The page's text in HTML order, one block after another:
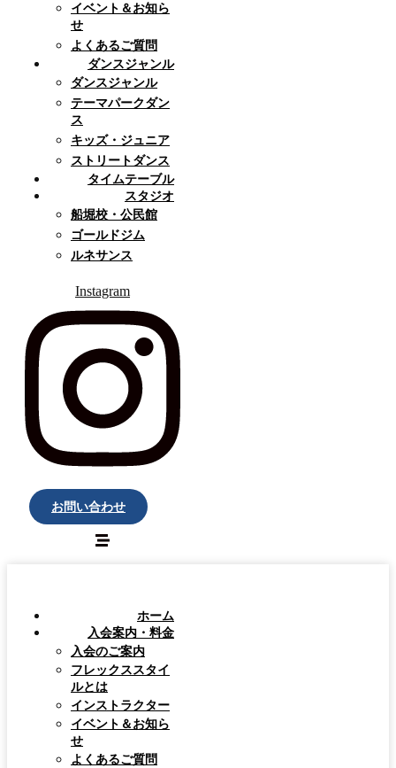
イベント＆お知ら
せ
よくあるご質問
ダンスジャンル
ダンスジャンル
テーマパークダン
ス
キッズ・ジュニア
ストリートダンス
タイムテーブル
スタジオ
船堀校・公民館
ゴールドジム
ルネサンス
Instagram
お問い合わせ
ホーム
入会案内・料金
入会のご案内
フレックススタイ
ルとは
インストラクター
イベント＆お知ら
せ
よくあるご質問